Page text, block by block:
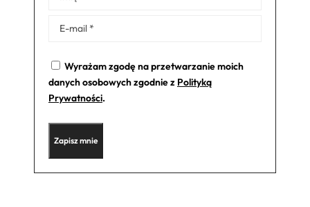
Wyrażam zgodę na przetwarzanie moich
danych osobowych zgodnie z Polityką
Prywatności.